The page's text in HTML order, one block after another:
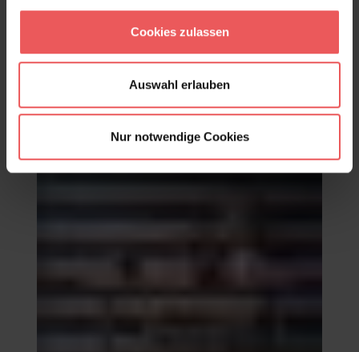
Cookies zulassen
Auswahl erlauben
Nur notwendige Cookies